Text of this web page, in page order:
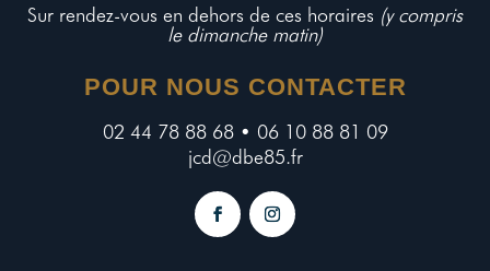
Sur rendez-vous en dehors de ces horaires (y compris
le dimanche matin)
POUR NOUS CONTACTER
02 44 78 88 68 • 06 10 88 81 09
jcd@dbe85.fr